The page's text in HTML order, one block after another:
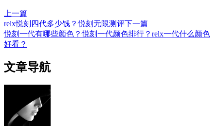
上一篇
relx悦刻四代多少钱？悦刻无限测评下一篇
悦刻一代有哪些颜色？悦刻一代颜色排行？relx一代什么颜色
好看？
文章导航